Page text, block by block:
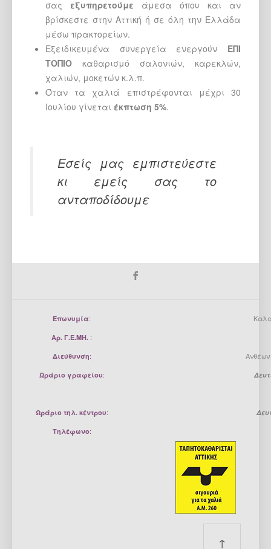
σας εξυπηρετούμε άμεσα όπου και αν
βρίσκεστε στην Αττική ή σε όλη την Ελλάδα
μέσω πρακτορείων.
Εξειδικευμένα συνεργεία ενεργούν ΕΠΙ
ΤΟΠΙΟ καθαρισμό σαλονιών, καρεκλών,
χαλιών, μοκετών κ.λ.π.
Όταν τα χαλιά επιστρέφονται μέχρι 30
Ιουλίου γίνεται έκπτωση 5%.
Εσείς μας εμπιστεύεστε
κι εμείς σας το
ανταποδίδουμε
Επωνυμία:
Αρ. Γ.Ε.ΜΗ. :
Διεύθυνση: Ανθέων
Ωράριο γραφείου:
Ωράριο τηλ. κέντρου:
Τηλέφωνο:
↑